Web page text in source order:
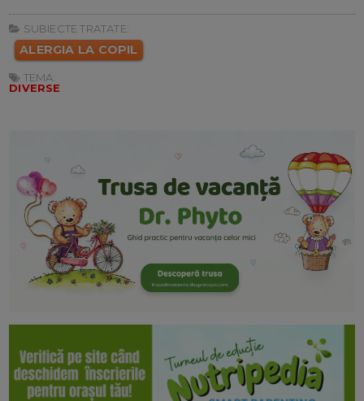
SUBIECTE TRATATE:
ALERGIA LA COPIL
TEMA:
DIVERSE